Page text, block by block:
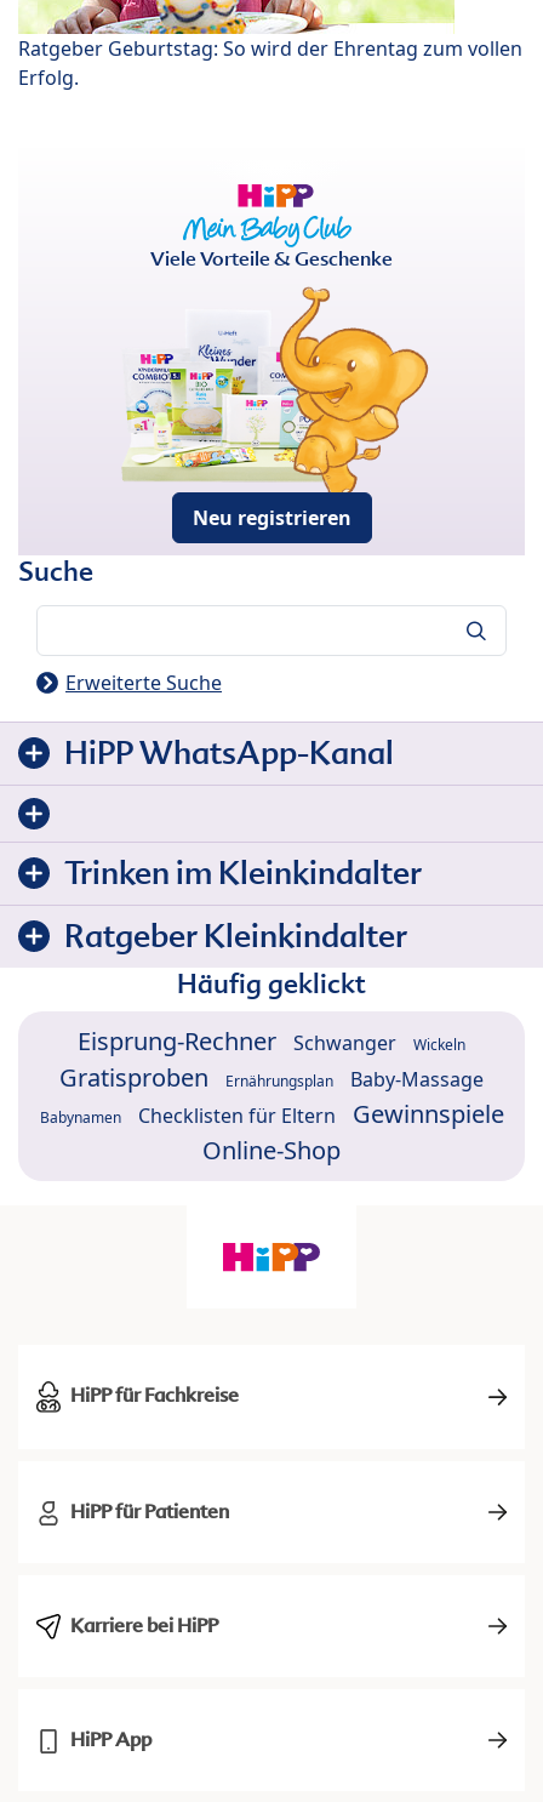
Ratgeber Geburtstag: So wird der Ehrentag zum vollen
Erfolg.
Viele Vorteile & Geschenke
Neu registrieren
Suche
Erweiterte Suche
HiPP WhatsApp-Kanal
Trinken im Kleinkindalter
Ratgeber Kleinkindalter
Häufig geklickt
Eisprung-Rechner Schwanger Wickeln
Gratisproben Ernährungsplan Baby-Massage
Babynamen Checklisten für Eltern
Gewinnspiele
Online-Shop
HiPP für Fachkreise
HiPP für Patienten
Karriere bei HiPP
HiPP App